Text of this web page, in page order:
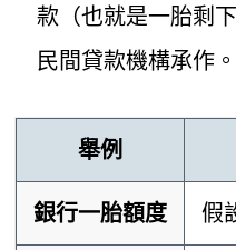
款（也就是一胎剩
民間貸款機構承作
舉例
銀行一胎額度 假